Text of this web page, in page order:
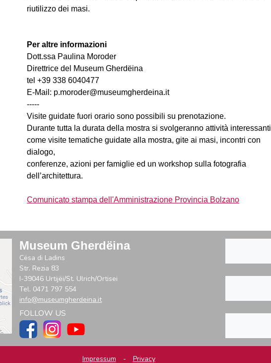
riutilizzo dei masi.
Per altre informazioni
Dott.ssa Paulina Moroder
Direttrice del Museum Gherdëina
tel +39 338 6040477
E-Mail: p.moroder@museumgherdeina.it
-----
Visite guidate fuori orario sono possibili su prenotazione.
Durante tutta la durata della mostra si svolgeranno attività interessanti
come visite tematiche guidate alla mostra, gite ai masi, incontri con
dialogo,
conferenze, azioni per famiglie ed un workshop sulla fotografia
dell’architettura.
Comunicato stampa dell'Amministrazione Provincia Bolzano
Museum Gherdëina
Cësa di Ladins
Str. Rezia 83
I-39046 Urtijëi/St. Ulrich/Ortisei
Tel. 0471 797 554
info@museumgherdeina.it
FOLLOW US
Impressum - Privacy